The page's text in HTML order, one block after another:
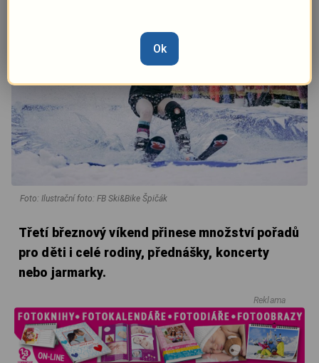
Foto: Ilustrační foto: FB Ski&Bike Špičák
Třetí březnový víkend přinese množství pořadů
pro děti i celé rodiny, přednášky, koncerty
nebo jarmarky.
Reklama
Ok